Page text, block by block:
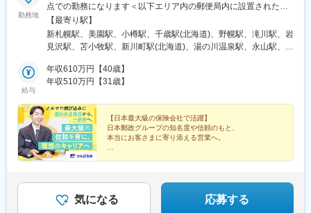
勤務地
点での勤務になります＜以下エリア内の郵便局内に設置されたか
んぽサービス部＞■北海道エリア：北海道■東北エリア：青森県、
岩手県、宮城県、秋田県、山形県、福島県■関東エリア：茨城県、
栃木県、群馬県、埼玉県、千葉県■東京エリア：東京都■南関東エ
ア：富山県、石川県、福井県■東海エリア：岐阜県、静岡県、愛知
県、三重県■近畿エリア：滋賀県、京都府、大阪府、兵庫県、奈良
根県■四国エリア：徳島県、香川県、愛媛県、高知県■九州エリ
ア：福岡県、佐賀県、長崎県、大分県、宮崎県、鹿児島県、熊本
県■沖縄エリア：沖縄県※初期配属の都道府県を希望可！U・Iター
ン歓迎※基本的にスクーターまたはバイク、一部エリアは車で営業
※配属先のかんぽサービス部は応募者の希望も踏まえて決定※入社
の家庭事情があり、参加が難しい場合はリモートプログラムとな
ります
【最寄り駅】
新札幌駅、美園駅、小樽駅、千歳駅(北海道)、野幌駅、滝川駅、岩
見沢駅、苫小牧駅、新川町駅(北海道)、湯の川温泉駅、永山駅、旭
駅、津軽五所川原駅、八戸駅、三沢駅(青森県)、新青森駅、上盛岡
駅、二戸駅、一ノ関駅、宮古駅、北上駅、水沢駅、久慈駅、紫波
駅(宮城県)、くりこま高原駅、新田駅(宮城県)、泉外旭川駅、能代
駅、東大館駅、羽後本荘駅、湯沢駅、横手駅、大曲駅(秋田県)、山
形駅、米沢駅、鶴岡駅、酒田駅、村山駅(山形県)、新庄駅、寒河江
駅、長井駅、白河駅、いわき駅、七日町駅、喜多方駅、二本松
駅、磐城石川駅、須賀川駅、原ノ町駅、福島学院前駅、郡山富田
間駅、新鉾田駅、鹿島神宮駅、磯原駅、勝田駅、新栃木駅、佐野
駅、西那須野駅、足利駅、新鹿沼駅、上今市駅、小山駅、真岡
給与
年収610万円【40歳】
年収510万円【31歳】
【日本最大級の保険会社で活躍】
日本郵政グループの知名度や信頼のもと、
本当にお客さまに寄り添える営業へ。
■昨年度賞与実績4.3カ月分
気になる 応募する